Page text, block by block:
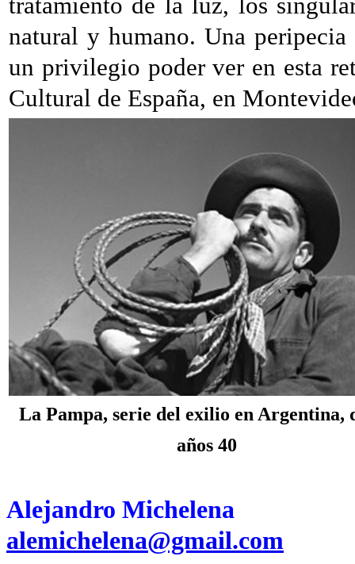
natural y humano. Una
un privilegio poder ver en esta
Cultural de España, en
La Pampa, serie del exilio en Argentina,
años 40
Alejandro Michelena
alemichelena@gmail.com